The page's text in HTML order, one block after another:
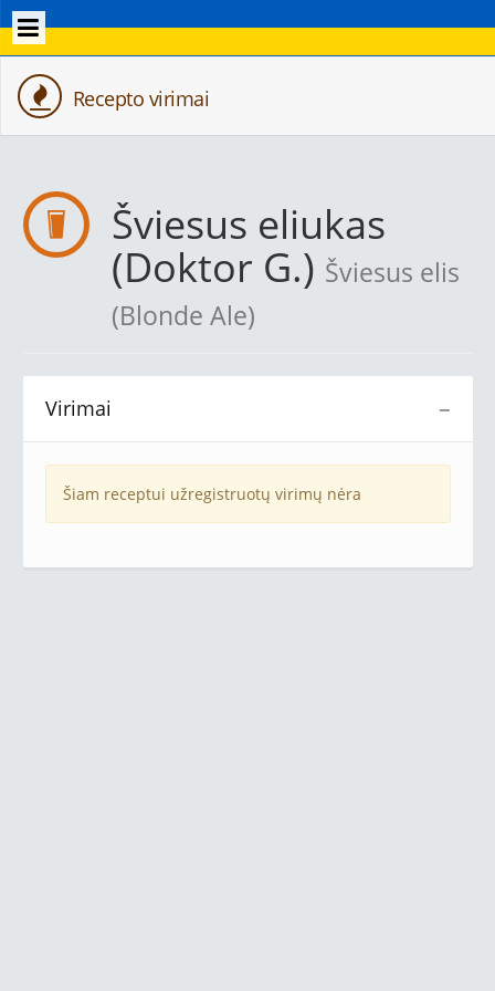
Recepto virimai
Šviesus eliukas
(Doktor G.) Šviesus elis
(Blonde Ale)
−
Virimai
Šiam receptui užregistruotų virimų nėra